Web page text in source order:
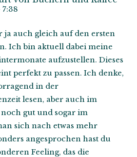
ja auch gleich auf den ersten
Ich bin aktuell dabei meine
aufzustellen. Dieses
perfekt zu passen. Ich denke,
in der
lesen, aber auch im
noch gut und sogar im
sich nach etwas mehr
angesprochen hast du
Feeling, das die